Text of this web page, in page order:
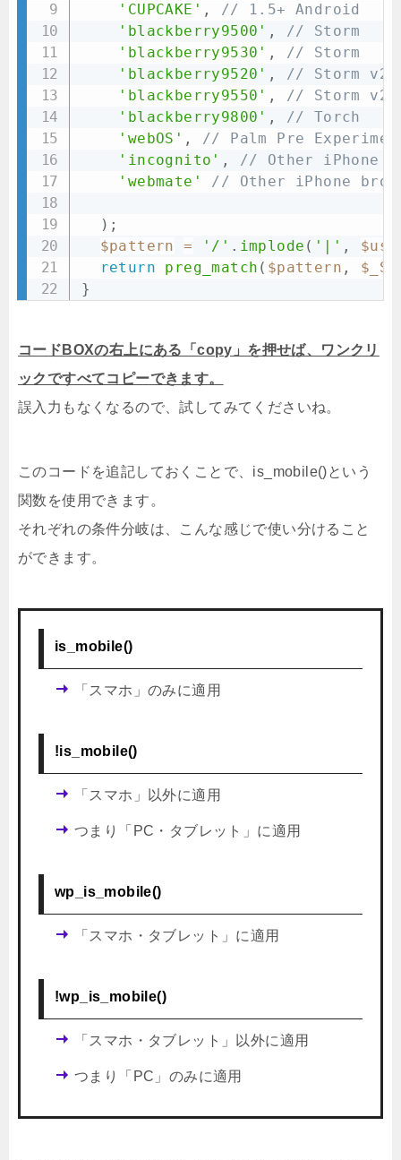
'CUPCAKE' ,
// 1.5+ Android
'blackberry9500' ,
// Storm
'blackberry9530' ,
// Storm
'blackberry9520' ,
// Storm v2
'blackberry9550' ,
// Storm v2
'blackberry9800' ,
// Torch
'webOS' ,
// Palm Pre
'incognito' ,
// Other iPhone
'webmate'
// Other iPhone
) ;
$pattern
= '/' . implode ( '|' ,
return
preg_match ( $pattern ,
}
コードBOXの右上にある「copy」を押せば、ワンクリ
ックですべてコピーできます。
誤入力もなくなるので、試してみてくださいね。
このコードを追記しておくことで、is_mobile()という
関数を使用できます。
それぞれの条件分岐は、こんな感じで使い分けること
ができます。
is_mobile()
「スマホ」のみに適用
!is_mobile()
「スマホ」以外に適用
つまり「PC・タブレット」に適用
wp_is_mobile()
「スマホ・タブレット」に適用
!wp_is_mobile()
「スマホ・タブレット」以外に適用
つまり「PC」のみに適用